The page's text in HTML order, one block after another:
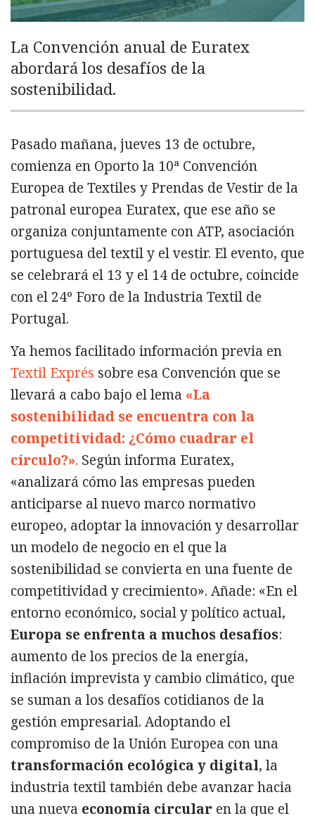
La Convención anual de Euratex
abordará los desafíos de la
sostenibilidad.
Pasado mañana, jueves 13 de octubre,
comienza en Oporto la 10ª Convención
Europea de Textiles y Prendas de Vestir de la
patronal europea Euratex, que ese año se
organiza conjuntamente con ATP, asociación
portuguesa del textil y el vestir. El evento, que
se celebrará el 13 y el 14 de octubre, coincide
con el 24º Foro de la Industria Textil de
Portugal.
Ya hemos facilitado información previa en
Textil Exprés sobre esa Convención que se
llevará a cabo bajo el lema «La
sostenibilidad se encuentra con la
competitividad: ¿Cómo cuadrar el
círculo?». Según informa Euratex,
«analizará cómo las empresas pueden
anticiparse al nuevo marco normativo
europeo, adoptar la innovación y desarrollar
un modelo de negocio en el que la
sostenibilidad se convierta en una fuente de
competitividad y crecimiento». Añade: «En el
entorno económico, social y político actual,
Europa se enfrenta a muchos desafíos:
aumento de los precios de la energía,
inflación imprevista y cambio climático, que
se suman a los desafíos cotidianos de la
gestión empresarial. Adoptando el
compromiso de la Unión Europea con una
transformación ecológica y digital, la
industria textil también debe avanzar hacia
una nueva economía circular en la que el